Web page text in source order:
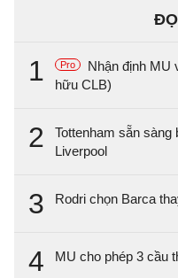
1 Pro
Nhận định MU
hữu CLB)
2
Tottenham sẵn
Liverpool
3 Rodri chọn Barca
4 MU cho phép 3 cầu